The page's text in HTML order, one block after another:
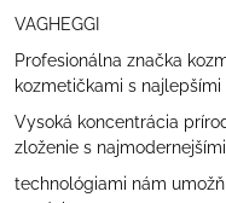
VAGHEGGI
Profesionálna značka
kozmetičkami s najlepšími
Vysoká koncentrácia
zloženie s najmodernejšími
technológiami nám